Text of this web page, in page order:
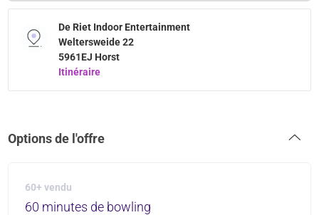
De Riet Indoor Entertainment
Weltersweide 22
5961EJ Horst
Itinéraire
Options de l'offre
60+ vendu
60 minutes de bowling